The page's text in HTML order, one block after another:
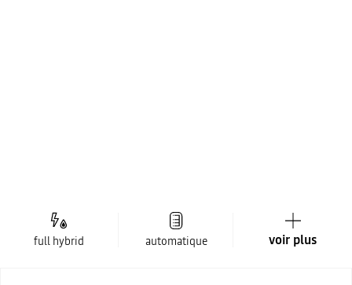
full hybrid automatique voir plus